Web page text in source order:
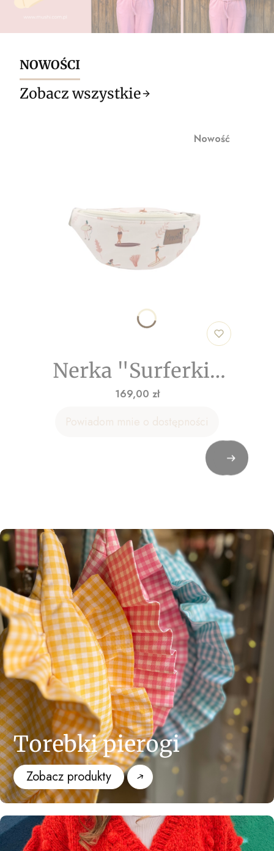
NOWOŚCI
Zobacz wszystkie
Nowość
Nerka "Surferki"
welur
Cena
169,00 zł
Powiadom mnie o dostępności
Torebki pierogi
Zobacz produkty